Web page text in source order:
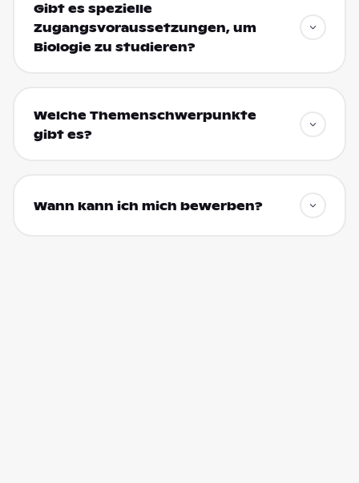
Gibt es spezielle
Zugangsvoraussetzungen, um
Biologie zu studieren?
Welche Themenschwerpunkte
gibt es?
Wann kann ich mich bewerben?